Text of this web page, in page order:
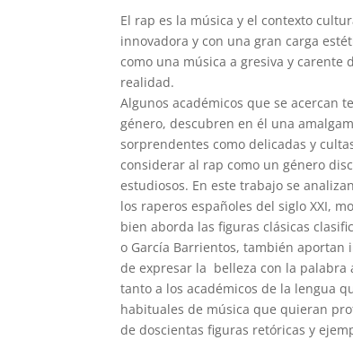
El rap es la música y el contexto
innovadora y con una gran carga
como una música a gresiva y carente
realidad.
Algunos académicos que se acercan
género, descubren en él una
sorprendentes como delicadas y
considerar al rap como un género
estudiosos. En este trabajo se
los raperos españoles del siglo XXI,
bien aborda las figuras clásicas
o García Barrientos, también aportan
de expresar la belleza con la
tanto a los académicos de la lengua
habituales de música que quieran
de doscientas figuras retóricas y